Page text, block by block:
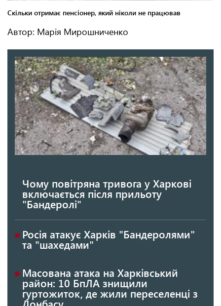
Автор: Марія Мирошниченко
Чому повітряна тривога у Харкові
включається після прильоту
"Бандеролі"
Росія атакує Харків "Бандеролями"
та "шахедами"
Масована атака на Харківський
район: 10 БпЛА знищили
гуртожиток, де жили переселенці з